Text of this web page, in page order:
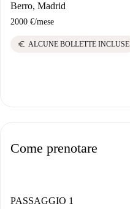
Berro, Madrid
2000 €/mese
euro ALCUNE BOLLETTE INCLUSE
Come prenotare
PASSAGGIO 1